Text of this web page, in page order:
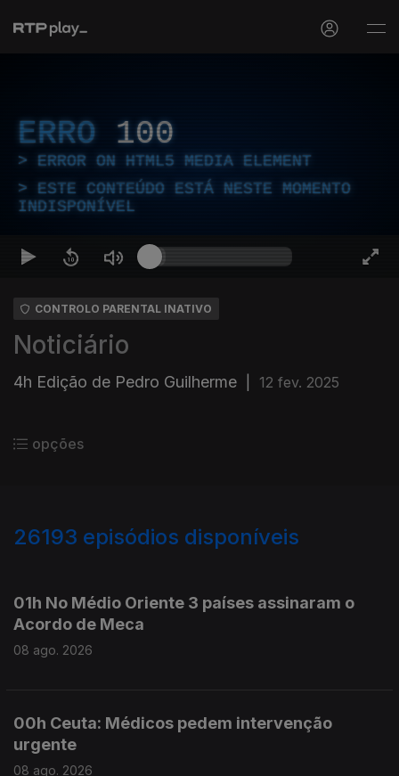
ERRO 100
ERROR ON HTML5 MEDIA ELEMENT
ESTE CONTEÚDO ESTÁ NESTE MOMENTO
INDISPONÍVEL
CONTROLO PARENTAL INATIVO
Noticiário
4h Edição de Pedro Guilherme 12 fev. 2025
opções
26193 episódios disponíveis
01h No Médio Oriente 3 países assinaram o
Acordo de Meca
08 ago. 2026
00h Ceuta: Médicos pedem intervenção
urgente
08 ago. 2026